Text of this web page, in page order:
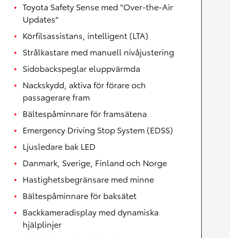
Toyota Safety Sense med "Over-the-Air
Updates"
Körfilsassistans, intelligent (LTA)
Strålkastare med manuell nivåjustering
Sidobackspeglar eluppvärmda
Nackskydd, aktiva för förare och
passagerare fram
Bältespåminnare för framsätena
Emergency Driving Stop System (EDSS)
Ljusledare bak LED
Danmark, Sverige, Finland och Norge
Hastighetsbegränsare med minne
Bältespåminnare för baksätet
Backkameradisplay med dynamiska
hjälplinjer